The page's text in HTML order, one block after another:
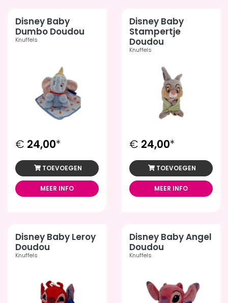
Disney Baby
Dumbo Doudou
Knuffels
€ 24,00*
TOEVOEGEN
MEER INFO
Disney Baby
Stampertje
Doudou
Knuffels
€ 24,00*
TOEVOEGEN
MEER INFO
Disney Baby Leroy
Doudou
Knuffels
Disney Baby Angel
Doudou
Knuffels